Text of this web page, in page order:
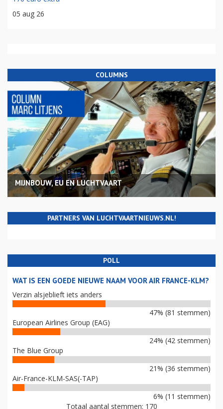
05 aug 26
COLUMNS
MIJNBOUW, EU EN LUCHTVAART
PARTNERS VAN LUCHTVAARTNIEUWS.NL!
POLL
WAT IS EEN GOEDE NIEUWE NAAM VOOR AIR FRANCE-KLM?
Verzin alsjeblieft iets anders
47% (81 stemmen)
European Airlines Group (EAG)
24% (42 stemmen)
The Blue Group
21% (36 stemmen)
Air-France-KLM-SAS(-TAP)
6% (11 stemmen)
Totaal aantal stemmen: 170